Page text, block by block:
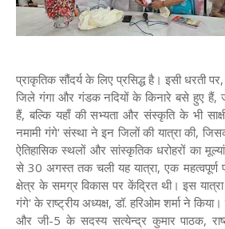
प्राकृतिक सौंदर्य के लिए प्रसिद्ध है। इसी धरती
जिले गंगा और गंडक नदियों के किनारे बसे हुए
हैं, बल्कि यहाँ की सभ्यता और संस्कृति के भी
नमामी गंगे' संस्था ने इन जिलों की यात्रा की,
ऐतिहासिक स्थलों और सांस्कृतिक धरोहरों का
से 30 अगस्त तक चली यह यात्रा, एक महत्वपूर्ण
क्षेत्र के समग्र विकास पर केंद्रित थी। इस यात्रा
गंगे' के राष्ट्रीय अध्यक्ष, डॉ. हरिओम शर्मा ने
और जी-5 के सदस्य सत्येन्द्र कुमार पाठक,